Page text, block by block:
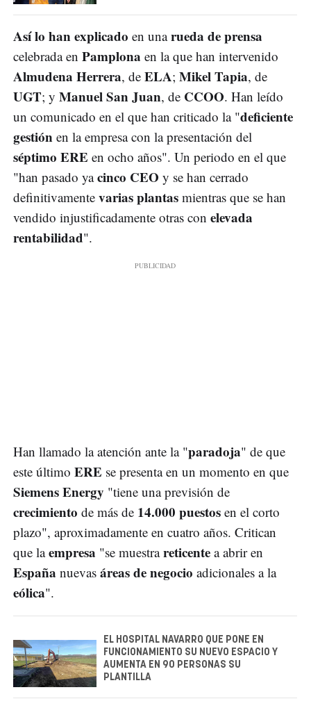
Así lo han explicado en unarueda de prensa
celebrada en Pamplona en la que han intervenido
Almudena Herrera, de ELA; Mikel Tapia, de
UGT; y Manuel San Juan, de CCOO. Han leído
un comunicado en el que han criticado la "deficiente
gestión en la empresa con la presentación del
séptimo ERE en ocho años". Un periodo en el que
"han pasado yacinco CEO y se han cerrado
definitivamente varias plantas mientras que se han
vendido injustificadamente otras con elevada
rentabilidad".
Han llamado la atención ante la "paradoja" de que
este último ERE se presenta en un momento en que
Siemens Energy "tiene una previsión de
crecimiento de más de 14.000 puestos en el corto
plazo", aproximadamente en cuatro años. Critican
que laempresa "se muestrareticente a abrir en
España nuevas áreas de negocio adicionales a la
eólica".
EL HOSPITAL NAVARRO QUE PONE EN
FUNCIONAMIENTO SU NUEVO ESPACIO Y
AUMENTA EN 90 PERSONAS SU
PLANTILLA